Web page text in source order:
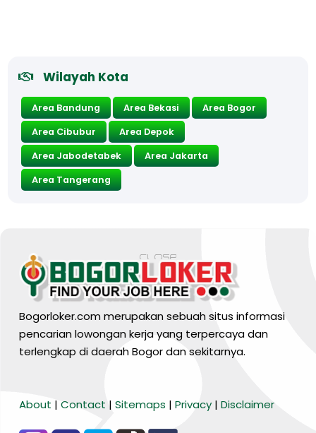
Wilayah Kota
Area Bandung Area Bekasi
Area Bogor
Area Cibubur
Area Depok
Area Jabodetabek
Area Jakarta
Area Tangerang
Bogorloker.com merupakan sebuah situs informasi
pencarian lowongan kerja yang terpercaya dan
terlengkap di daerah Bogor dan sekitarnya.
About | Contact | Sitemaps | Privacy | Disclaimer